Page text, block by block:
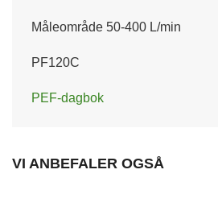
Måleområde 50-400 L/min
PF120C
PEF-dagbok
VI ANBEFALER OGSÅ